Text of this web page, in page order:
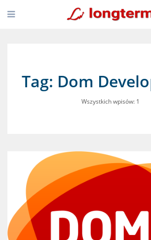
Tag: Dom
Wszystkich wpisów: 1